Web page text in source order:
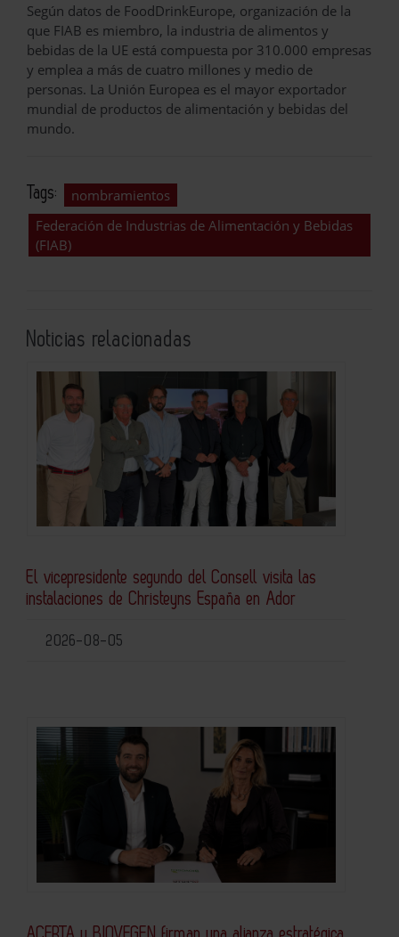
Según datos de FoodDrinkEurope, organización de la
que FIAB es miembro, la industria de alimentos y
bebidas de la UE está compuesta por 310.000 empresas
y emplea a más de cuatro millones y medio de
personas. La Unión Europea es el mayor exportador
mundial de productos de alimentación y bebidas del
mundo.
Tags:
nombramientos
Federación de Industrias de Alimentación y Bebidas
(FIAB)
Noticias relacionadas
El vicepresidente segundo del Consell visita las
instalaciones de Christeyns España en Ador
2026-08-05